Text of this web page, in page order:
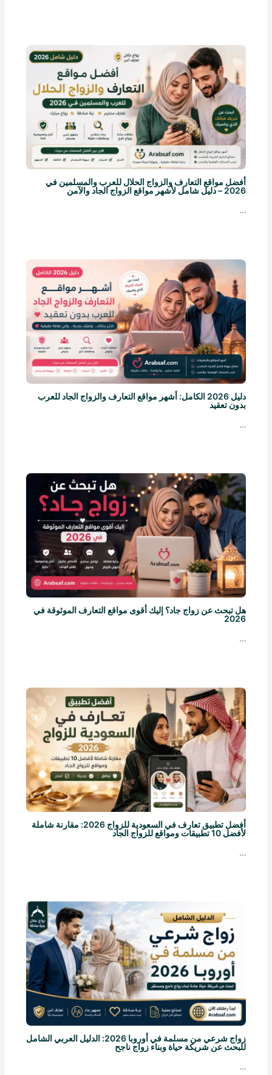
أفضل مواقع التعارف والزواج الحلال للعرب والمسلمين في
2026 – دليل شامل لأشهر مواقع الزواج الجاد والآمن
…
دليل 2026 الكامل: أشهر مواقع التعارف والزواج الجاد للعرب
بدون تعقيد
…
هل تبحث عن زواج جاد؟ إليك أقوى مواقع التعارف الموثوقة في
2026
…
أفضل تطبيق تعارف في السعودية للزواج 2026: مقارنة شاملة
لأفضل 10 تطبيقات ومواقع للزواج الجاد
…
زواج شرعي من مسلمة في أوروبا 2026: الدليل العربي الشامل
للبحث عن شريكة حياة وبناء زواج ناجح
…